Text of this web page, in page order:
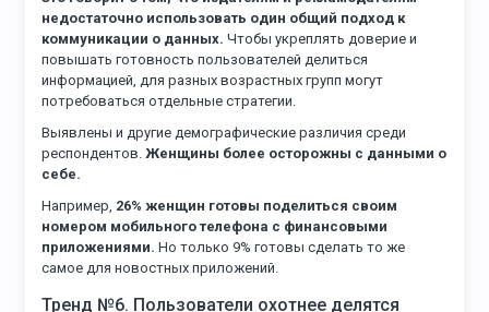
недостаточно использовать один общий подход к
коммуникации о данных.Чтобы укреплять доверие и
повышать готовность пользователей делиться
информацией, для разных возрастных групп могут
потребоваться отдельные стратегии.
Выявлены и другие демографические различия среди
респондентов.Женщины более осторожны с данными о
себе.
Например, 26% женщин готовы поделиться своим
номером мобильного телефона с финансовыми
приложениями.Но только 9% готовы сделать то же
самое для новостных приложений.
Тренд №6. Пользователи охотнее делятся